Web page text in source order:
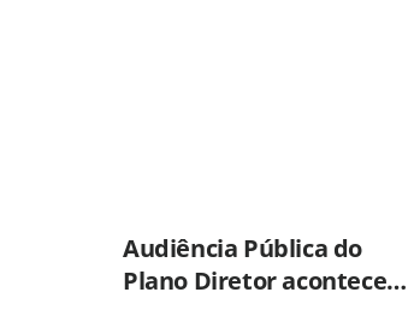
Audiência Pública do
Plano Diretor acontece